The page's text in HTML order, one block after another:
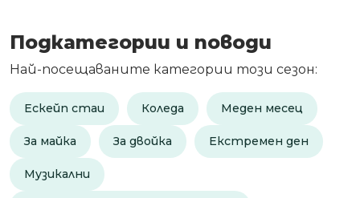
Подкатегории и поводи
Най-посещаваните категории този сезон:
Ескейп стаи Коледа Меден месец
За майка За двойка Екстремен ден
Музикални